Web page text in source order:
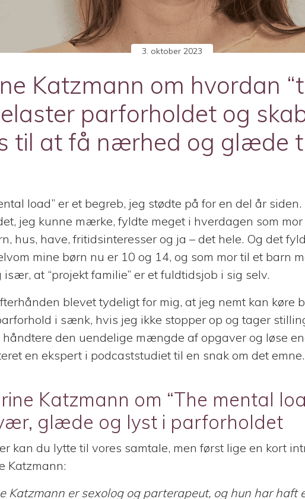
3. oktober 2023
Katzmann om hvordan
parforholdet og
til at få nærhed og glæde
load” er et begreb, jeg stødte på for en del år
jeg kunne mærke, fyldte meget i hverdagen som
hus, have, fritidsinteresser og ja – det hele. Og det
mine børn nu er 10 og 14, og som mor til et barn
især, at “projekt familie” er et fuldtidsjob i sig selv.
blevet tydeligt for mig, at jeg nemt kan køre
i sænk, hvis jeg ikke stopper op og tager
håndtere den uendelige mængde af opgaver og løse
en ekspert i podcaststudiet til en snak om det emne.
Katzmann om “The mental
glæde og lyst i parforholdet
kan du lytte til vores samtale, men først lige en kort
Katzmann:
Katzmann er sexolog og parterapeut, og hun har haft